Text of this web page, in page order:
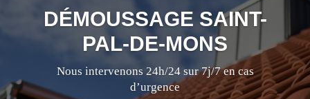
DÉMOUSSAGE SAINT-
PAL-DE-MONS
Nous intervenons 24h/24 sur 7j/7 en cas
d’urgence